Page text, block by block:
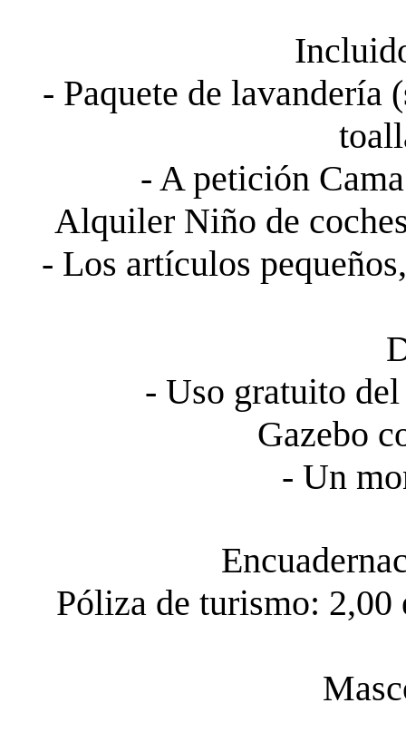
- Paquete de lavandería
- A petición
Alquiler Niño de
- Los artículos
- Uso gratuito
Gazebo
- Un
Póliza de turismo: 2,00